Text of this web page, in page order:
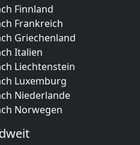
Finnland
Frankreich
Griechenland
Italien
Liechtenstein
Luxemburg
Niederlande
Norwegen